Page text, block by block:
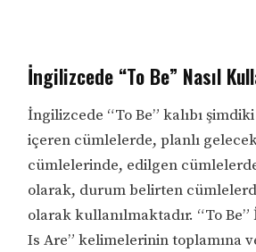
İngilizcede “To Be” Nasıl
İngilizcede “To Be” kalıbı
içeren cümlelerde, planlı
cümlelerinde, edilgen
olarak, durum belirten
olarak kullanılmaktadır. “To
Is Are” kelimelerinin toplamına